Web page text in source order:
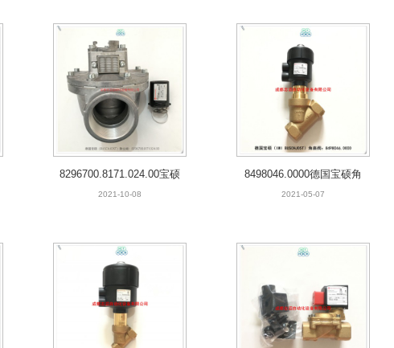
8296700.8171.024.00宝硕
除尘阀
2021-10-08
8498046.0000德国宝硕角
座阀BUSCHJOST
2021-05-07